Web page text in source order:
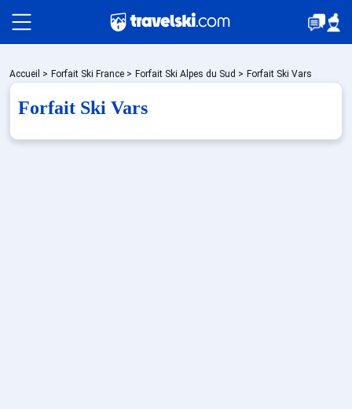
Packages
Accueil > Forfait Ski France > Forfait Ski Alpes du Sud > Forfait Ski Vars
Forfait Ski Vars